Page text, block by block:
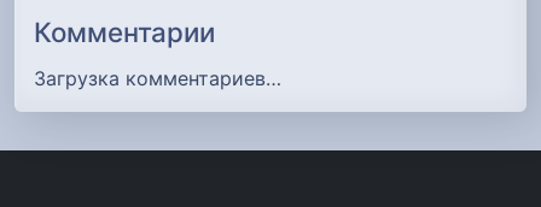
Комментарии
Загрузка комментариев…